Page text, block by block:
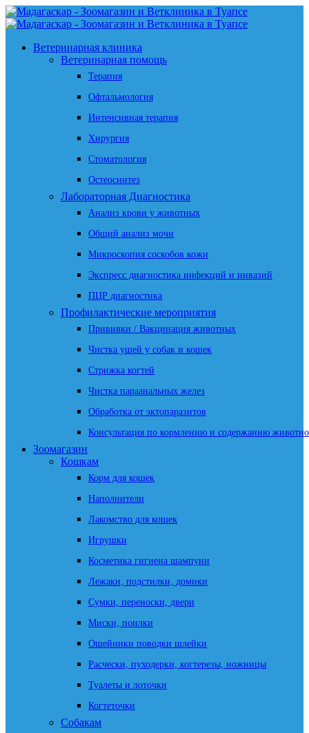
Ветеринарная клиника
Ветеринарная помощь
Терапия
Офтальмология
Интенсивная терапия
Хирургия
Стоматология
Остеосинтез
Лабораторная Диагностика
Анализ крови у животных
Общий анализ мочи
Микроскопия соскобов кожи
Экспресс диагностика инфекций и инвазий
ПЦР диагностика
Профилактические мероприятия
Прививки / Вакцинация животных
Чистка ушей у собак и кошек
Стрижка когтей
Чистка параанальных желез
Обработка от эктопаразитов
Консультация по кормлению и содержанию
Зоомагазин
Кошкам
Корм для кошек
Наполнители
Лакомство для кошек
Игрушки
Косметика гигиена шампуни
Лежаки, подстилки, домики
Сумки, переноски, двери
Миски, поилки
Ошейники поводки шлейки
Расчески, пуходерки, когтерезы, ножницы
Туалеты и лоточки
Когтеточки
Собакам